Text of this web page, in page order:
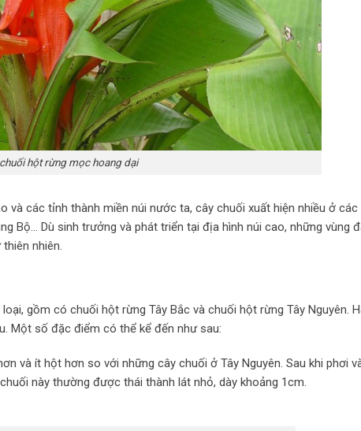
hột rừng mọc hoang dại
và các tỉnh thành miền núi nước ta, cây chuối xuất hiện nhiều ở các
Bộ… Dù sinh trưởng và phát triển tại địa hình núi cao, những vùng
nhiên.
gồm có chuối hột rừng Tây Bắc và chuối hột rừng Tây Nguyên.
Một số đặc điểm có thể kể đến như sau:
và ít hột hơn so với những cây chuối ở Tây Nguyên. Sau khi phơi
này thường được thái thành lát nhỏ, dày khoảng 1cm.